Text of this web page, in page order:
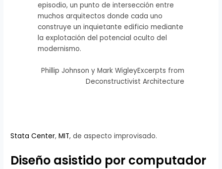
episodio, un punto de intersección entre
muchos arquitectos donde cada uno
construye un inquietante edificio mediante
la explotación del potencial oculto del
modernismo.
Phillip Johnson y Mark WigleyExcerpts from
Deconstructivist Architecture
Stata Center,MIT, de aspecto improvisado.
Diseño asistido por computador